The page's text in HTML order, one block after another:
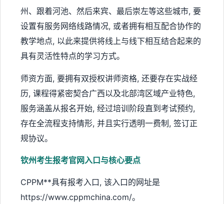
州、跟着河池、然后来宾、最后崇左等这些城市, 要
设置有服务网络线路情况, 或者拥有相互配合协作的
教学地点, 以此来提供将线上与线下相互结合起来的
具有灵活性特点的学习方式。
师资方面, 要拥有双授权讲师资格, 还要存在实战经
历, 课程得紧密契合广西以及北部湾区域产业特色,
服务涵盖从报名开始, 经过培训阶段直到考试预约,
存在全流程支持情形, 并且实行透明一费制, 签订正
规协议。
钦州考生报考官网入口与核心要点
CPPM**具有报考入口, 该入口的网址是
https://www.cppmchina.com/。